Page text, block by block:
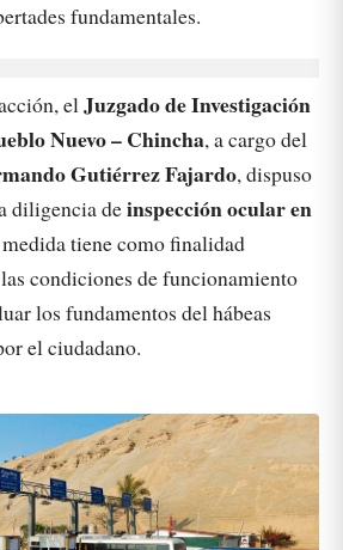
fundamentales.
elJuzgado de Investigación
Nuevo – Chincha, a cargo del
Gutiérrez Fajardo, dispuso
diligencia deinspección ocular en
tiene como finalidad
condiciones de funcionamiento
los fundamentos del hábeas
el ciudadano.